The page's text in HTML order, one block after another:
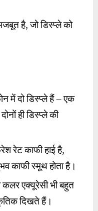
है, जो डिस्प्ले को
में दो डिस्प्ले हैं – एक
ही डिस्प्ले की
रेट काफी हाई है,
काफी स्मूथ होता है।
कलर एक्यूरेसी भी बहुत
दिखते हैं।